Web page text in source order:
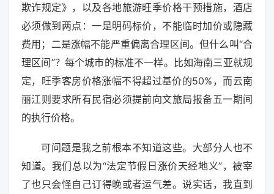
欺诈规定》，以及各地旅游旺季价格干预措施，酒店
必须做到两点：一是明码标价，不能临时加价或隐藏
费用；二是涨幅不能严重偏离合理区间。但什么叫“合
理区间”？每个城市的标准不一样。比如海南三亚就规
定，旺季客房价格涨幅不得超过基价的50%，而云南
丽江则要求所有民宿必须提前向文旅局报备五一期间
的执行价格。
可问题是我之前根本不知道这些。大部分人也不
知道。我们总以为“法定节假日涨价天经地义”，被宰
了也只会怪自己订得晚或者运气差。说实话，我直到